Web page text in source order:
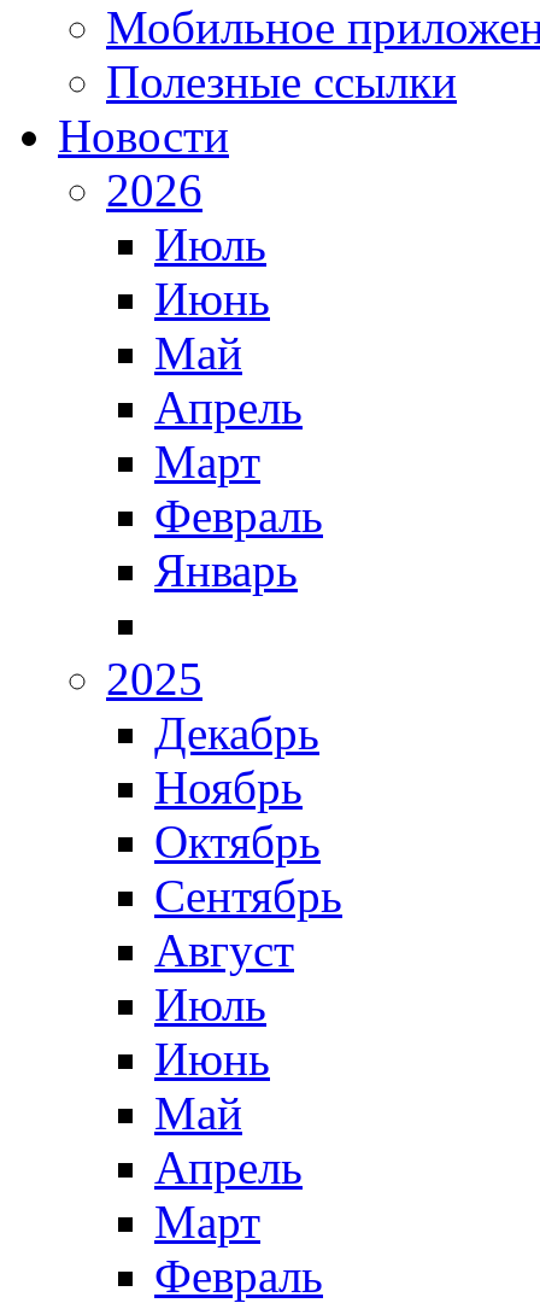
Мобильное
Полезные ссылки
Новости
2026
Июль
Июнь
Май
Апрель
Март
Февраль
Январь
2025
Декабрь
Ноябрь
Октябрь
Сентябрь
Август
Июль
Июнь
Май
Апрель
Март
Февраль